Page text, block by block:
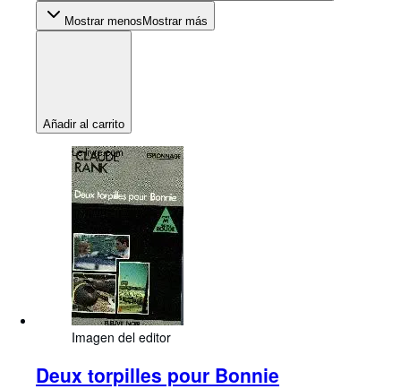
Mostrar menos Mostrar más
Añadir al carrito
Imagen del editor
Deux torpilles pour Bonnie